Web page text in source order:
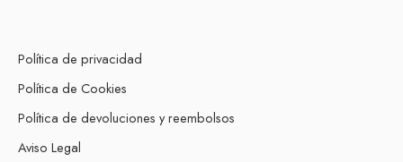
Política de privacidad
Política de Cookies
Política de devoluciones y reembolsos
Aviso Legal